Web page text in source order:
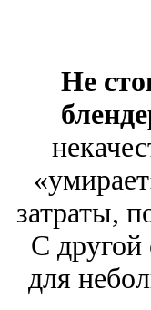
Не
затраты,
С
для